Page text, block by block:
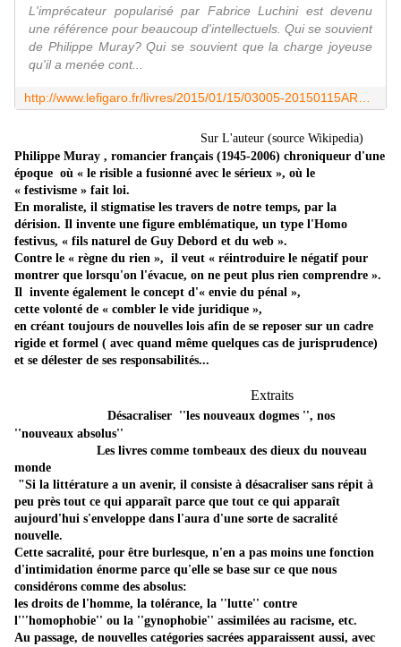
L'imprécateur popularisé par Fabrice Luchini est devenu
une référence pour beaucoup d'intellectuels. Qui se souvient
de Philippe Muray? Qui se souvient que la charge joyeuse
qu'il a menée cont...
Sur L'auteur (source Wikipedia)
Philippe Muray , romancier français (1945-2006) chroniqueur d'une
époque où « le risible a fusionné avec le sérieux », où le
« festivisme » fait loi.
En moraliste, il stigmatise les travers de notre temps, par la
dérision. Il invente une figure emblématique, un type l'Homo
festivus, « fils naturel de Guy Debord et du web ».
Contre le « règne du rien », il veut « réintroduire le négatif pour
montrer que lorsqu'on l'évacue, on ne peut plus rien comprendre ».
Il invente également le concept d'« envie du pénal »,
cette volonté de « combler le vide juridique »,
en créant toujours de nouvelles lois afin de se reposer sur un cadre
rigide et formel ( avec quand même quelques cas de jurisprudence)
et se délester de ses responsabilités...
Extraits
Désacraliser ''les nouveaux dogmes '', nos
''nouveaux absolus''
Les livres comme tombeaux des dieux du nouveau
monde
"Si la littérature a un avenir, il consiste à désacraliser sans répit à
peu près tout ce qui apparaît parce que tout ce qui apparaît
aujourd'hui s'enveloppe dans l'aura d'une sorte de sacralité
nouvelle.
Cette sacralité, pour être burlesque, n'en a pas moins une fonction
d'intimidation énorme parce qu'elle se base sur ce que nous
considérons comme des absolus:
les droits de l'homme, la tolérance, la ''lutte'' contre
l'''homophobie'' ou la ''gynophobie'' assimilées au racisme, etc.
Au passage, de nouvelles catégories sacrées apparaissent aussi, avec